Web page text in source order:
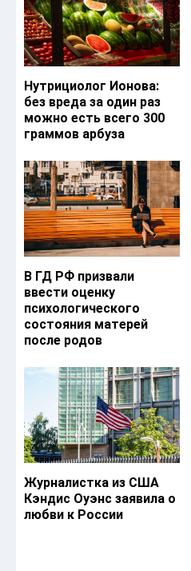
Нутрициолог Ионова:
без вреда за один раз
можно есть всего 300
граммов арбуза
В ГД РФ призвали
ввести оценку
психологического
состояния матерей
после родов
Журналистка из США
Кэндис Оуэнс заявила о
любви к России